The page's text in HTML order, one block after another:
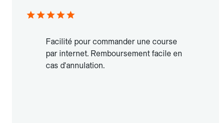
Facilité pour commander une course
par internet. Remboursement facile en
cas d'annulation.